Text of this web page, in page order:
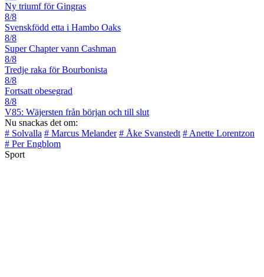
Ny triumf för Gingras
8/8
Svenskfödd etta i Hambo Oaks
8/8
Super Chapter vann Cashman
8/8
Tredje raka för Bourbonista
8/8
Fortsatt obesegrad
8/8
V85: Wäjersten från början och till slut
Nu snackas det om:
# Solvalla # Marcus Melander # Åke Svanstedt # Anette Lorentzon
# Per Engblom
Sport